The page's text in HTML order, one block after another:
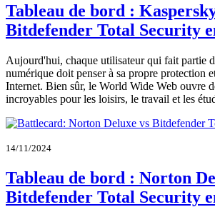
Tableau de bord :
Bitdefender Total Security
Aujourd'hui, chaque utilisateur qui fait partie
numérique doit penser à sa propre protection
Internet. Bien sûr, le World Wide Web ouvre
incroyables pour les loisirs, le travail et les
14/11/2024
Tableau de bord : Norton
Bitdefender Total Security